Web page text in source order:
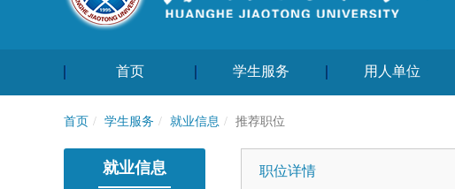
首页 学生服务 用人单位
首页 学生服务 就业信息 推荐职位
就业信息 职位详情